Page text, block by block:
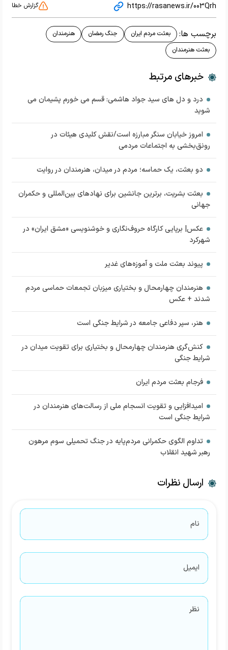
https://rasanews.ir/003Qrh گزارش خطا
برچسب ها: بعثت مردم ایران جنگ رمضان
هنرمندان
بعثت هنرمندان
خبرهای مرتبط
درد و دل های سید جواد هاشمی: قسم می خورم پشیمان می
شوید
امروز خیابان‌ سنگر مبارزه است/نقش کلیدی هیئات در
رونق‌بخشی به اجتماعات مردمی
دو بعثت، یک حماسه؛ مردم در میدان، هنرمندان در روایت
بعثت بشریت، برترین جانشین برای نهادهای بین‌المللی و حکمران
جهانی
عکس| برپایی کارگاه حروف‌نگاری و خوشنویسی «مشق ایران» در
شهرکرد
پیوند بعثت ملت و آموزه‌های غدیر
هنرمندان چهارمحال و بختیاری میزبان تجمعات حماسی مردم
شدند + عکس
هنر، سپر دفاعی جامعه در شرایط جنگی است
کنش‌گری هنرمندان چهارمحال و بختیاری برای تقویت میدان در
شرایط جنگی
فرجام بعثت مردم ایران
امیدافزایی و تقویت انسجام ملی از رسالت‌های هنرمندان در
شرایط جنگی است
تداوم الگوی حکمرانی مردم‌پایه در جنگ تحمیلی سوم مرهون
رهبر شهید انقلاب
ارسال نظرات